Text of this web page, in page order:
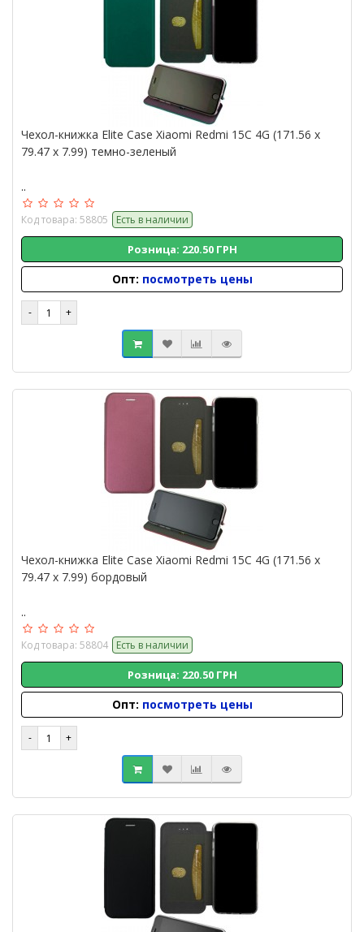
Чехол-книжка Elite Case Xiaomi Redmi 15C 4G (171.56 x
79.47 x 7.99) темно-зеленый
..
Код товара: 58805 Есть в наличии
Розница: 220.50 ГРН
Опт: посмотреть цены
Чехол-книжка Elite Case Xiaomi Redmi 15C 4G (171.56 x
79.47 x 7.99) бордовый
..
Код товара: 58804 Есть в наличии
Розница: 220.50 ГРН
Опт: посмотреть цены